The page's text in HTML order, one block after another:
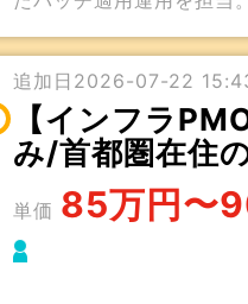
追加日2026-07-22
【インフラ
み/首都圏在住
単価 85万円〜